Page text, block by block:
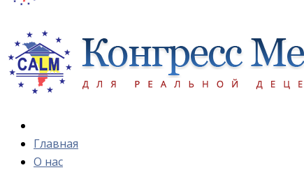
Главная
О нас